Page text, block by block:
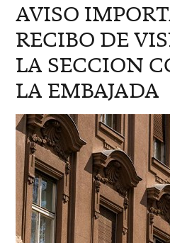
AVISO
RECIBO DE
LA SECCION
LA EMBAJADA